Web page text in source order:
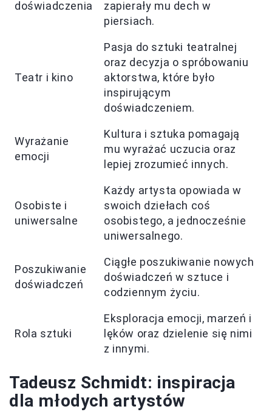
doświadczenia
zapierały mu dech w
piersiach.
Teatr i kino
Pasja do sztuki teatralnej
oraz decyzja o spróbowaniu
aktorstwa, które było
inspirującym
doświadczeniem.
Wyrażanie
emocji
Kultura i sztuka pomagają
mu wyrażać uczucia oraz
lepiej zrozumieć innych.
Osobiste i
uniwersalne
Każdy artysta opowiada w
swoich dziełach coś
osobistego, a jednocześnie
uniwersalnego.
Poszukiwanie
doświadczeń
Ciągłe poszukiwanie nowych
doświadczeń w sztuce i
codziennym życiu.
Rola sztuki
Eksploracja emocji, marzeń i
lęków oraz dzielenie się nimi
z innymi.
Tadeusz Schmidt: inspiracja
dla młodych artystów